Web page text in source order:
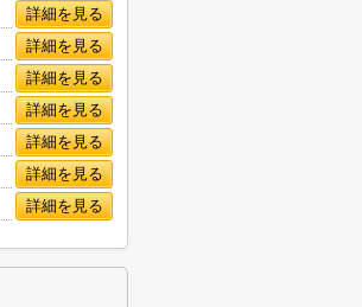
詳細を見る
詳細を見る
詳細を見る
詳細を見る
詳細を見る
詳細を見る
詳細を見る